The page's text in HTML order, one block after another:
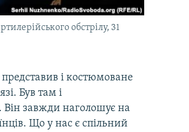
обстрілу, 31
і костюмоване
Був там і
Він завжди наголошує на
Що у нас є спільний